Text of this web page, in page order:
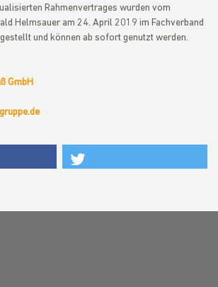
Rahmenvertrages wurden vom
Helmsauer am 24. April 2019 im Fachverband
und können ab sofort genutzt werden.
GmbH